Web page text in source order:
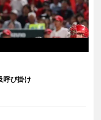
呼び掛け